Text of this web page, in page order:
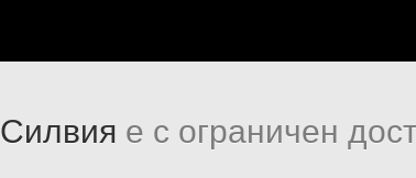
Силвия е с ограничен